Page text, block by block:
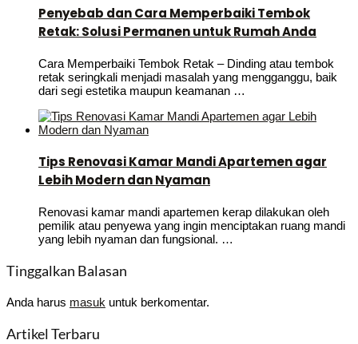
Penyebab dan Cara Memperbaiki Tembok
Retak: Solusi Permanen untuk Rumah Anda
Cara Memperbaiki Tembok Retak – Dinding atau tembok
retak seringkali menjadi masalah yang mengganggu, baik
dari segi estetika maupun keamanan …
Tips Renovasi Kamar Mandi Apartemen agar
Lebih Modern dan Nyaman
Renovasi kamar mandi apartemen kerap dilakukan oleh
pemilik atau penyewa yang ingin menciptakan ruang mandi
yang lebih nyaman dan fungsional. …
Tinggalkan Balasan
Anda harus masuk untuk berkomentar.
Artikel Terbaru